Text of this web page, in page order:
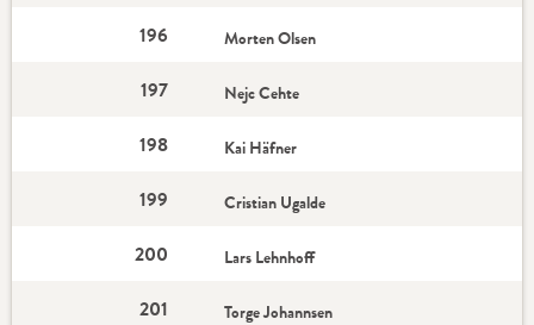
196 Morten Olsen
197 Nejc Cehte
198 Kai Häfner
199 Cristian Ugalde
200 Lars Lehnhoff
201 Torge Johannsen